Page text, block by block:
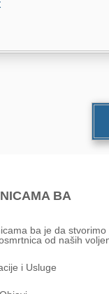
BA
ba je da stvorimo
od naših
i Usluge